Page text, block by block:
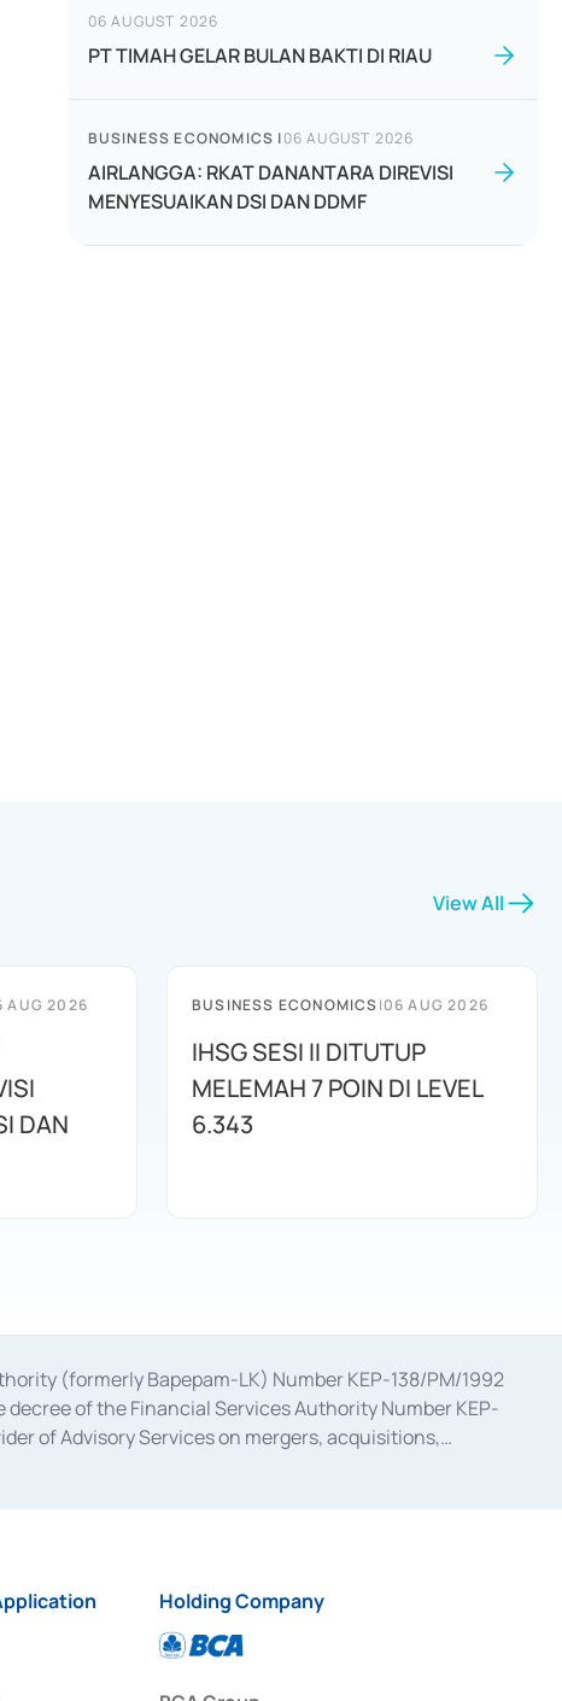
06 AUGUST 2026
PT TIMAH GELAR BULAN BAKTI DI RIAU
BUSINESS ECONOMICS |06 AUGUST 2026
AIRLANGGA: RKAT DANANTARA DIREVISI
MENYESUAIKAN DSI DAN DDMF
View All
AUG 2026
DAN
BUSINESS ECONOMICS|06 AUG 2026
IHSG SESI II DITUTUP
MELEMAH 7 POIN DI LEVEL
6.343
(formerly Bapepam-LK) Number KEP-138/PM/1992
decree of the Financial Services Authority Number KEP-
of Advisory Services on mergers, acquisitions,
28, 2014, a business license as a provider of
Holding Company